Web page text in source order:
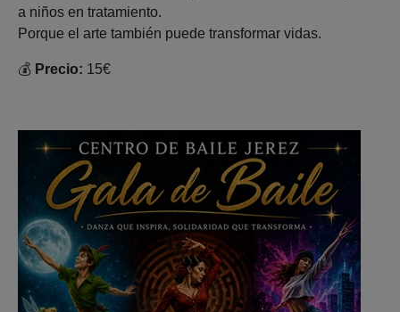
a niños en tratamiento.
Porque el arte también puede transformar vidas.
💰 Precio: 15€